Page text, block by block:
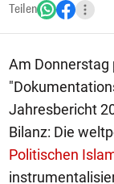
Teilen
Am Donnerstag
Jahresbericht
Bilanz: Die
Politischen